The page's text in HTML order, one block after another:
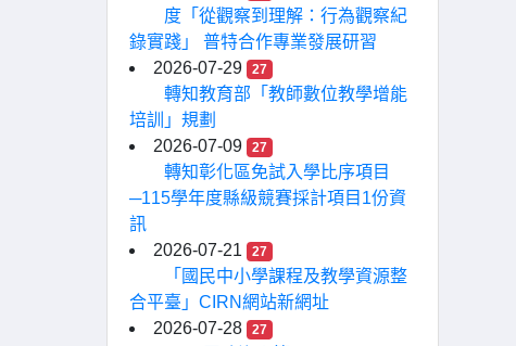
度「從觀察到理解：行為觀察紀
錄實踐」 普特合作專業發展研習
2026-07-29
27
轉知教育部「教師數位教學增能
培訓」規劃
2026-07-09
27
轉知彰化區免試入學比序項目
─115學年度縣級競賽採計項目1份資
訊
2026-07-21
27
「國民中小學課程及教學資源整
合平臺」CIRN網站新網址
2026-07-28
27